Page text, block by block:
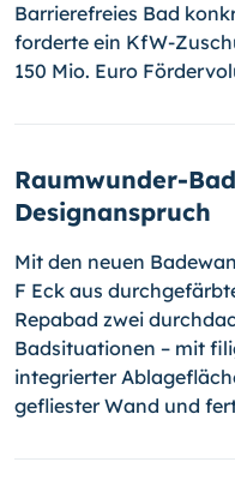
Barrierefreies Bad
forderte ein KfW-
150 Mio. Euro
Raumwunder-
Designanspruch
Mit den neuen
F Eck aus
Repabad zwei
Badsituationen – mit
integrierter
gefliester Wand und